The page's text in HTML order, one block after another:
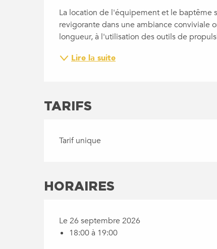
La location de l'équipement et le baptême
revigorante dans une ambiance conviviale
longueur, à l'utilisation des outils de
Lire la suite
TARIFS
Tarif unique
HORAIRES
Le 26 septembre 2026
18:00 à 19:00